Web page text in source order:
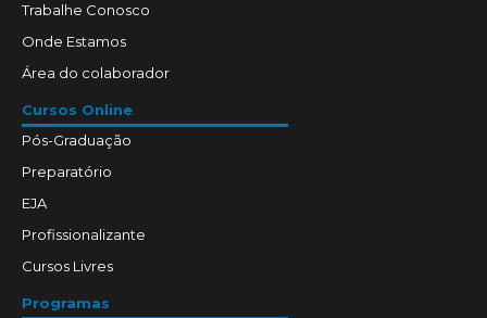
Trabalhe Conosco
Onde Estamos
Área do colaborador
Cursos Online
Pós-Graduação
Preparatório
EJA
Profissionalizante
Cursos Livres
Programas